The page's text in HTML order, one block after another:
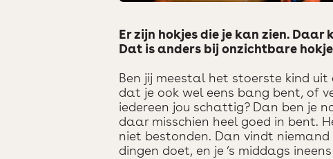
Er zijn hokjes die je kan zien. Daar
Dat is anders bij onzichtbare
Ben jij meestal het stoerste kind
dat je ook wel eens bang bent, of
iedereen jou schattig? Dan ben je
daar misschien heel goed in bent.
niet bestonden. Dan vindt
dingen doet, en je ’s middags